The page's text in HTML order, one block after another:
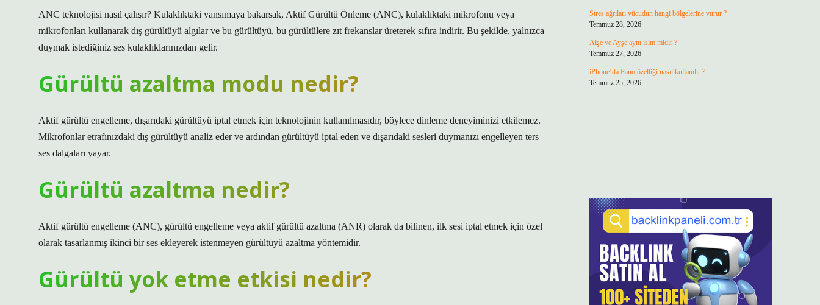
ANC teknolojisi nasıl çalışır? Kulaklıktaki yansımaya bakarsak, Aktif Gürültü Önleme (ANC), kulaklıktaki mikrofonu veya
mikrofonları kullanarak dış gürültüyü algılar ve bu gürültüyü, bu gürültülere zıt frekanslar üreterek sıfıra indirir. Bu şekilde, yalnızca
duymak istediğiniz ses kulaklıklarınızdan gelir.
Gürültü azaltma modu nedir?
Aktif gürültü engelleme, dışarıdaki gürültüyü iptal etmek için teknolojinin kullanılmasıdır, böylece dinleme deneyiminizi etkilemez.
Mikrofonlar etrafınızdaki dış gürültüyü analiz eder ve ardından gürültüyü iptal eden ve dışarıdaki sesleri duymanızı engelleyen ters
ses dalgaları yayar.
Gürültü azaltma nedir?
Aktif gürültü engelleme (ANC), gürültü engelleme veya aktif gürültü azaltma (ANR) olarak da bilinen, ilk sesi iptal etmek için özel
olarak tasarlanmış ikinci bir ses ekleyerek istenmeyen gürültüyü azaltma yöntemidir.
Gürültü yok etme etkisi nedir?
Stres ağrıları vücudun hangi bölgelerine vurur ?
Temmuz 28, 2026
Aişe ve Ayşe aynı isim midir ?
Temmuz 27, 2026
iPhone’da Pano özelliği nasıl kullanılır ?
Temmuz 25, 2026